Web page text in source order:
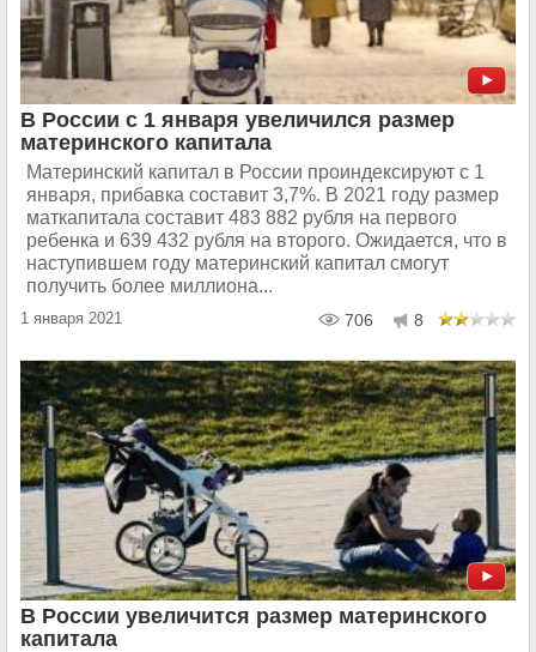
В России с 1 января увеличился размер
материнского капитала
Материнский капитал в России проиндексируют с 1
января, прибавка составит 3,7%. В 2021 году размер
маткапитала составит 483 882 рубля на первого
ребенка и 639 432 рубля на второго. Ожидается, что в
наступившем году материнский капитал смогут
получить более миллиона...
1 января 2021 706 8
В России увеличится размер материнского
капитала